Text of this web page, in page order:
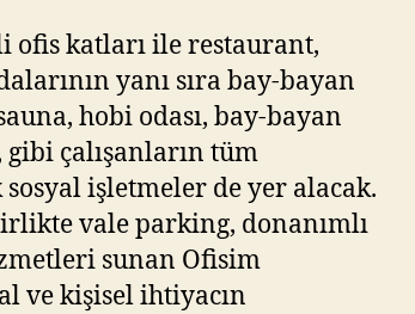
ofis katları ile restaurant,
yanı sıra bay-bayan
hobi odası, bay-bayan
çalışanların tüm
işletmeler de yer alacak.
vale parking, donanımlı
sunan Ofisim
ve kişisel ihtiyacın